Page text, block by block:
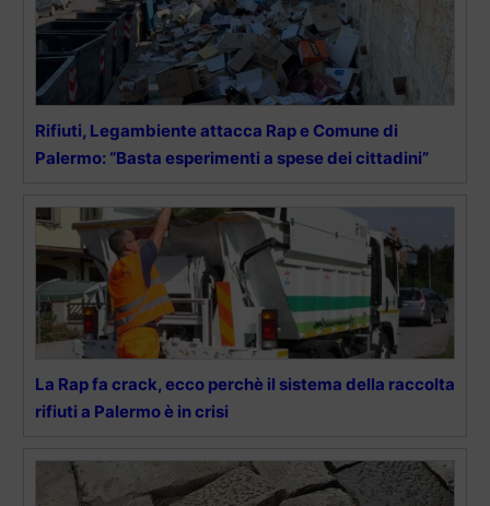
Rifiuti, Legambiente attacca Rap e Comune di
Palermo: “Basta esperimenti a spese dei cittadini”
La Rap fa crack, ecco perchè il sistema della raccolta
rifiuti a Palermo è in crisi